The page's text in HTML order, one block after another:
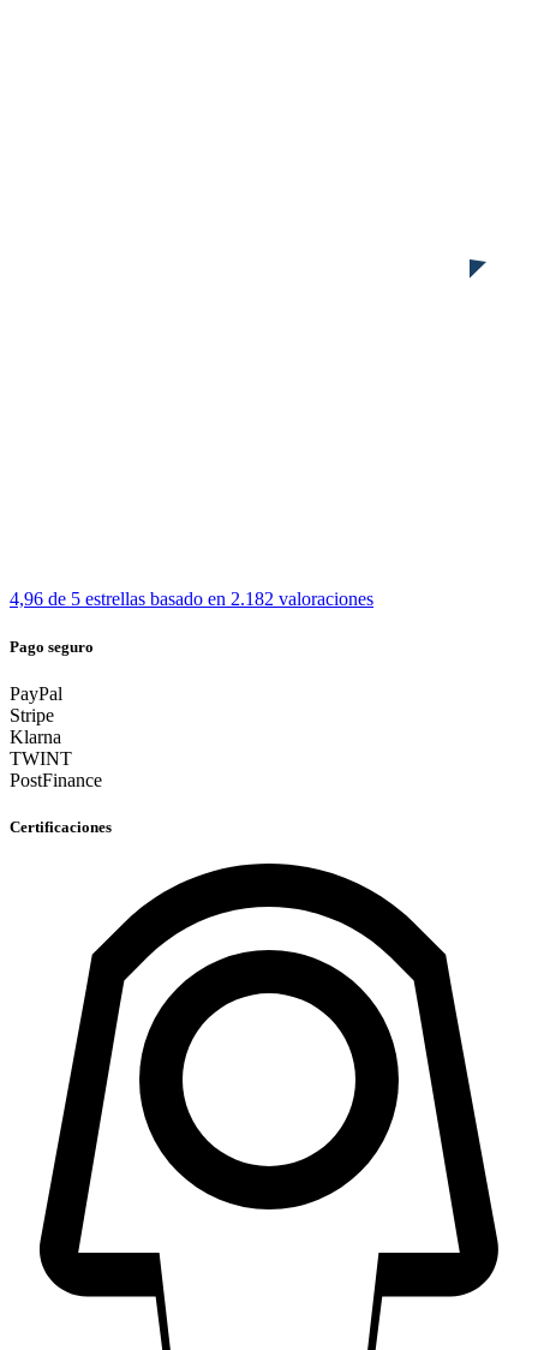
4,96 de 5 estrellas basado en 2.182 valoraciones
Pago seguro
PayPal
Stripe
Klarna
TWINT
PostFinance
Certificaciones